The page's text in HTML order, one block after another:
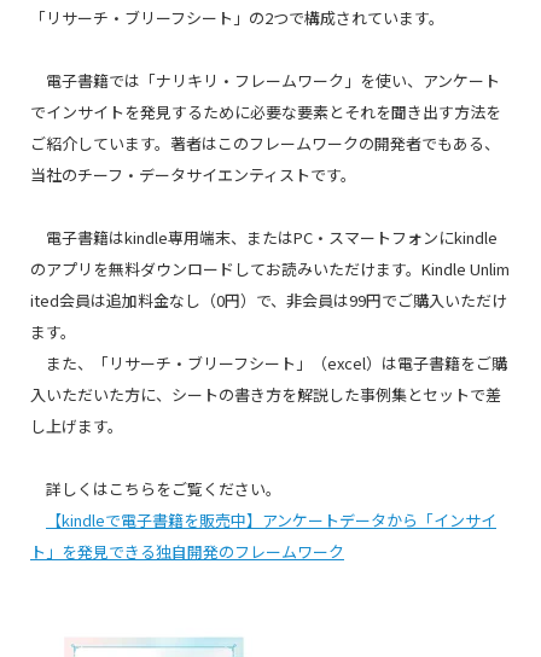
「リサーチ・ブリーフシート」の2つで構成されています。
電子書籍では「ナリキリ・フレームワーク」を使い、アンケート
でインサイトを発見するために必要な要素とそれを聞き出す方法を
ご紹介しています。著者はこのフレームワークの開発者でもある、
当社のチーフ・データサイエンティストです。
電子書籍はkindle専用端末、またはPC・スマートフォンにkindle
のアプリを無料ダウンロードしてお読みいただけます。Kindle Unlim
ited会員は追加料金なし（0円）で、非会員は99円でご購入いただけ
ます。
また、「リサーチ・ブリーフシート」（excel）は電子書籍をご購
入いただいた方に、シートの書き方を解説した事例集とセットで差
し上げます。
詳しくはこちらをご覧ください。
【kindleで電子書籍を販売中】アンケートデータから「インサイ
ト」を発見できる独自開発のフレームワーク